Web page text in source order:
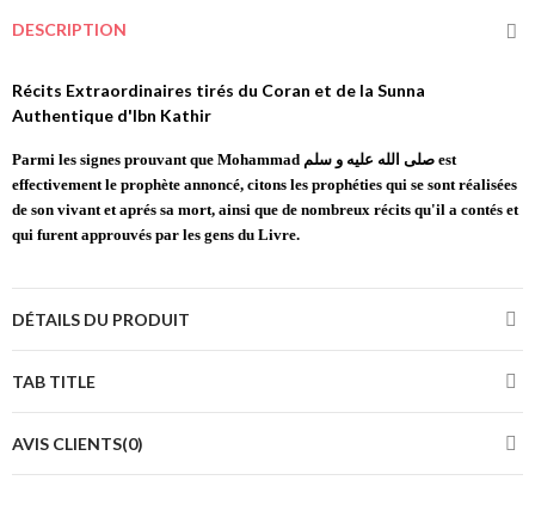
DESCRIPTION
Récits Extraordinaires tirés du Coran et de la Sunna
Authentique d'Ibn Kathir
Parmi les signes prouvant que Mohammad صلى الله عليه و سلم est
effectivement le prophète annoncé, citons les prophéties qui se sont réalisées
de son vivant et aprés sa mort, ainsi que de nombreux récits qu'il a contés et
qui furent approuvés par les gens du Livre.
DÉTAILS DU PRODUIT
TAB TITLE
AVIS CLIENTS(0)